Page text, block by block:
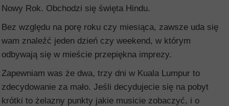
Nowy Rok. Obchodzi się święta Hindu.
Bez względu na porę roku czy miesiąca, zawsze uda się
wam znaleźć jeden dzień czy weekend, w którym
odbywają się w mieście przepiękna imprezy.
Zapewniam was że dwa, trzy dni w Kuala Lumpur to
zdecydowanie za mało. Jeśli decydujecie się na pobyt
krótki to żelazny punkty jakie musicie zobaczyć, i o